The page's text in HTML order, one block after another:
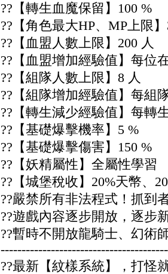
??【轉生血魔保留】100 %
??【角色最大HP、MP上限】
??【血盟人數上限】200 人
??【血盟增加經驗值】每位
??【組隊人數上限】8 人
??【組隊增加經驗值】每組
??【轉生減少經驗值】每轉
??【基礎爆擊機率】5 %
??【基礎爆擊傷害】150 %
??【妖精屬性】全屬性學習
??【城堡稅收】20%天幣、
??嚴禁所有非法程式！抓到
??遊戲內容逐步開放，逐步
??暫時不開放龍騎士、幻術
??最新【紋樣系統】，打怪